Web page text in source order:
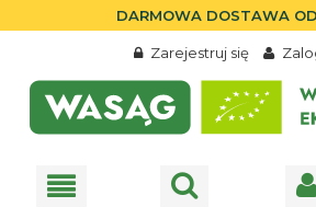
DARMOWA DOSTAWA
Zarejestruj się